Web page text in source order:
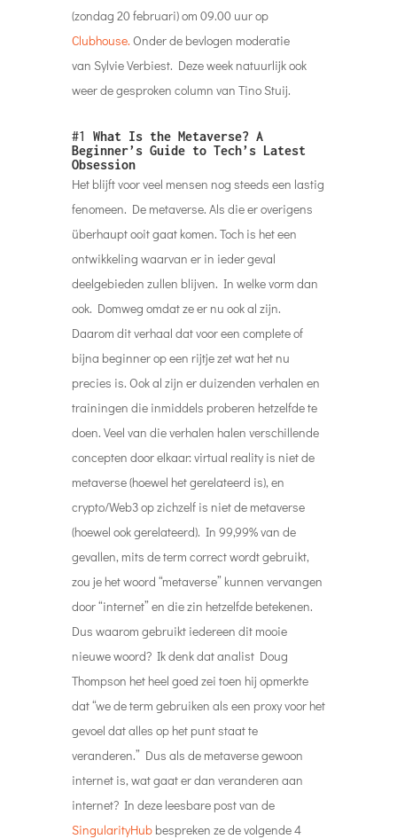
(zondag 20 februari) om 09.00 uur op
Clubhouse. Onder de bevlogen moderatie
van Sylvie Verbiest. Deze week natuurlijk ook
weer de gesproken column van Tino Stuij.
#1 What Is the Metaverse? A
Beginner’s Guide to Tech’s Latest
Obsession
Het blijft voor veel mensen nog steeds een lastig
fenomeen. De metaverse. Als die er overigens
überhaupt ooit gaat komen. Toch is het een
ontwikkeling waarvan er in ieder geval
deelgebieden zullen blijven. In welke vorm dan
ook. Domweg omdat ze er nu ook al zijn.
Daarom dit verhaal dat voor een complete of
bijna beginner op een rijtje zet wat het nu
precies is. Ook al zijn er duizenden verhalen en
trainingen die inmiddels proberen hetzelfde te
doen. Veel van die verhalen halen verschillende
concepten door elkaar: virtual reality is niet de
metaverse (hoewel het gerelateerd is), en
crypto/Web3 op zichzelf is niet de metaverse
(hoewel ook gerelateerd). In 99,99% van de
gevallen, mits de term correct wordt gebruikt,
zou je het woord “metaverse” kunnen vervangen
door “internet” en die zin hetzelfde betekenen.
Dus waarom gebruikt iedereen dit mooie
nieuwe woord? Ik denk dat analist Doug
Thompson het heel goed zei toen hij opmerkte
dat “we de term gebruiken als een proxy voor het
gevoel dat alles op het punt staat te
veranderen.” Dus als de metaverse gewoon
internet is, wat gaat er dan veranderen aan
internet? In deze leesbare post van de
SingularityHubbespreken ze de volgende 4